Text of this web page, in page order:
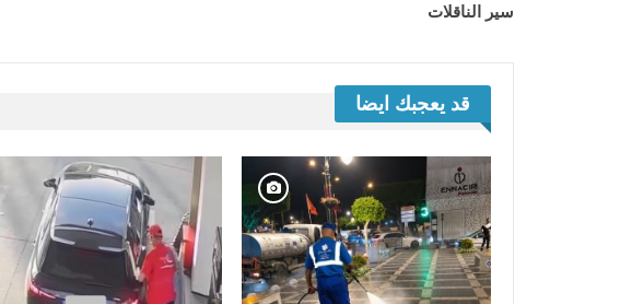
سير الناقلات
قد يعجبك ايضا